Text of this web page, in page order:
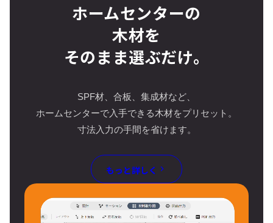
ホームセンターの
木材を
そのまま選ぶだけ。
SPF材、合板、集成材など、
ホームセンターで入手できる木材をプリセット。
寸法入力の手間を省けます。
もっと詳しく